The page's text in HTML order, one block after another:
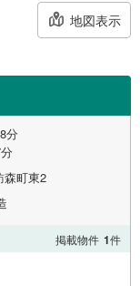
地図表示
分
森町東2
掲載物件 1件